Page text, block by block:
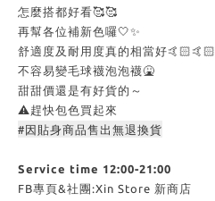
怎麼搭都好看🥰🥰
再幫各位補新色囉🤍✨
舒適度及耐用度真的相當好🤙🏻🤙🏻
不容易變毛球襪泡泡襪🤮
甜甜價還是有好貨的～
⚠️趕快包色買起來
#因貼身商品售出無退換貨
Service time 12:00-21:00
FB專頁&社團:Xin Store 新商店